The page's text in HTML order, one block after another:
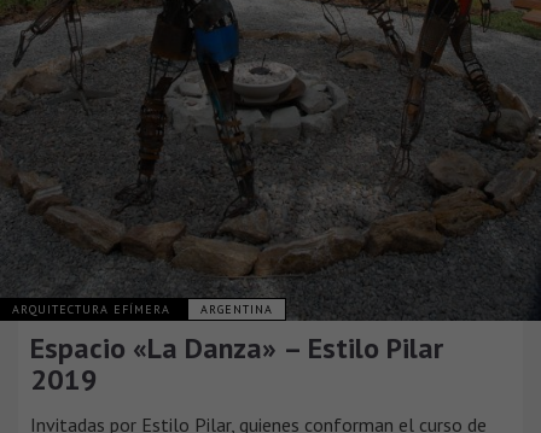
ARQUITECTURA EFÍMERA ARGENTINA
Espacio «La Danza» – Estilo Pilar
2019
Invitadas por Estilo Pilar, quienes conforman el curso de